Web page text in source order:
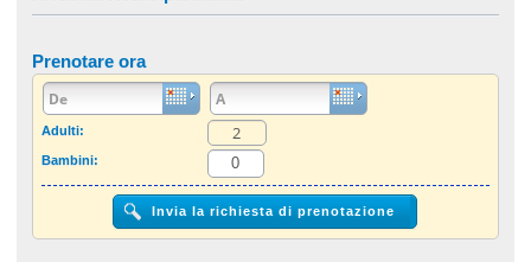
Offerta last minute + Offerta forfettaria
Altro paese
Prenotare ora
Adulti:
Bambini: